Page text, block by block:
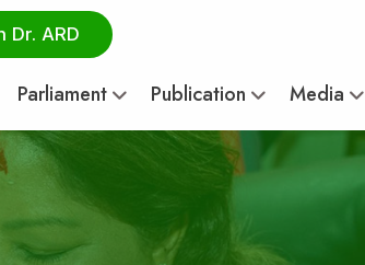
Dr. ARD
Parliament Publication Media